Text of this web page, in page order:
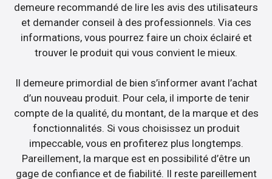
demeure recommandé de lire les avis des utilisateurs
et demander conseil à des professionnels. Via ces
informations, vous pourrez faire un choix éclairé et
trouver le produit qui vous convient le mieux.
Il demeure primordial de bien s’informer avant l’achat
d’un nouveau produit. Pour cela, il importe de tenir
compte de la qualité, du montant, de la marque et des
fonctionnalités. Si vous choisissez un produit
impeccable, vous en profiterez plus longtemps.
Pareillement, la marque est en possibilité d’être un
gage de confiance et de fiabilité. Il reste pareillement